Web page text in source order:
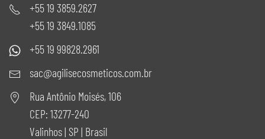
+55 19 3859.2627
+55 19 3849.1085
+55 19 99828.2961
sac@agilisecosmeticos.com.br
Rua Antônio Moisés, 106
CEP: 13277-240
Valinhos | SP | Brasil